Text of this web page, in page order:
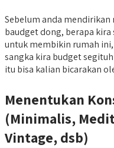
Sebelum anda
baudget dong, berapa
untuk membikin rumah
sangka kira budget
itu bisa kalian bicarakan
Menentukan
(Minimalis,
Vintage, dsb)